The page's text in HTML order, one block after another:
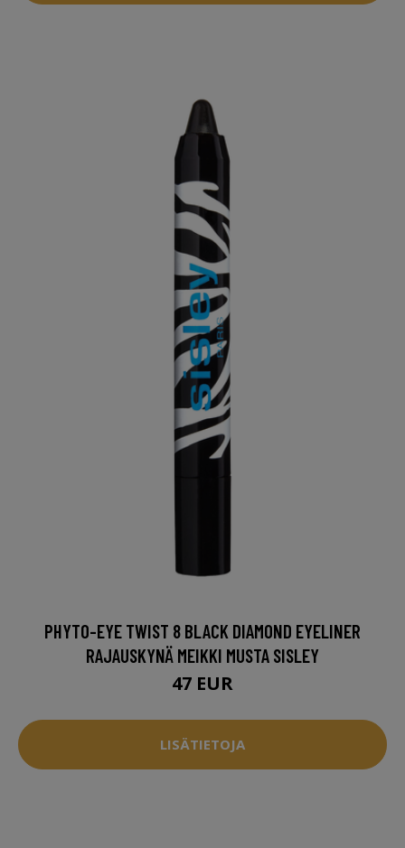
PHYTO-EYE TWIST 8 BLACK DIAMOND EYELINER
RAJAUSKYNÄ MEIKKI MUSTA SISLEY
47 EUR
LISÄTIETOJA